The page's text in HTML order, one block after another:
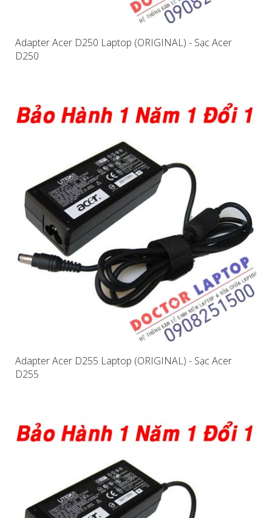
Adapter Acer D250 Laptop (ORIGINAL) - Sạc Acer
D250
Adapter Acer D255 Laptop (ORIGINAL) - Sạc Acer
D255